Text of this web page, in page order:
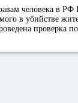
человека в РФ
в убийстве
проверка